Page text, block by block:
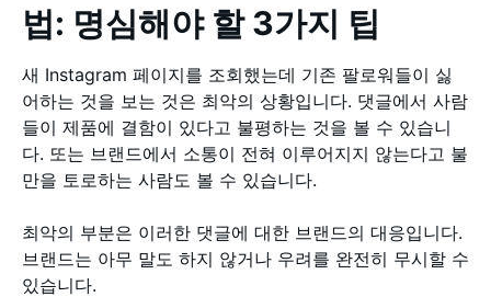
법: 명심해야 할 3가지 팁
새 Instagram 페이지를 조회했는데 기존 팔로워들이 싫
어하는 것을 보는 것은 최악의 상황입니다. 댓글에서 사람
들이 제품에 결함이 있다고 불평하는 것을 볼 수 있습니
다. 또는 브랜드에서 소통이 전혀 이루어지지 않는다고 불
만을 토로하는 사람도 볼 수 있습니다.
최악의 부분은 이러한 댓글에 대한 브랜드의 대응입니다.
브랜드는 아무 말도 하지 않거나 우려를 완전히 무시할 수
있습니다.